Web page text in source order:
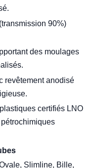
90%)
des moulages
revêtement anodisé
certifiés LNO
Slimline, Bille,